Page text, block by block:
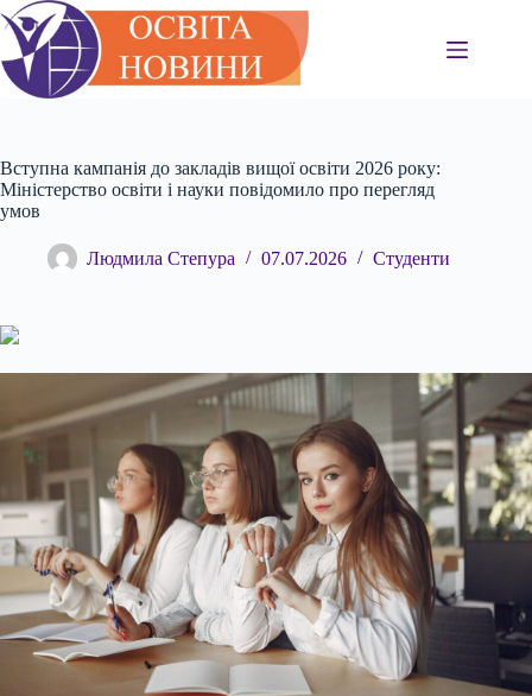
Перейти
до
вмісту
Вступна кампанія до закладів вищої освіти 2026 року:
Міністерство освіти і науки повідомило про перегляд
умов
Людмила Степура 07.07.2026 Студенти